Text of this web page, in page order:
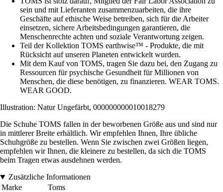
sein und mit Lieferanten zusammenzuarbeiten, die ihre
Geschäfte auf ethische Weise betreiben, sich für die Arbeiter
einsetzen, sichere Arbeitsbedingungen garantieren, die
Menschenrechte achten und soziale Verantwortung zeigen.
Teil der Kollektion TOMS earthwise™ - Produkte, die mit
Rücksicht auf unseren Planeten entwickelt wurden.
Mit dem Kauf von TOMS, tragen Sie dazu bei, den Zugang zu
Ressourcen für psychische Gesundheit für Millionen von
Menschen, die diese benötigen, zu finanzieren. WEAR TOMS.
WEAR GOOD.
Illustration: Natur Ungefärbt, 000000000010018279
Die Schuhe TOMS fallen in der beworbenen Größe aus und sind nur
in mittlerer Breite erhältlich. Wir empfehlen Ihnen, Ihre übliche
Schuhgröße zu bestellen. Wenn Sie zwischen zwei Größen liegen,
empfehlen wir Ihnen, die kleinere zu bestellen, da sich die TOMS
beim Tragen etwas ausdehnen werden.
Zusätzliche Informationen
Marke
Toms